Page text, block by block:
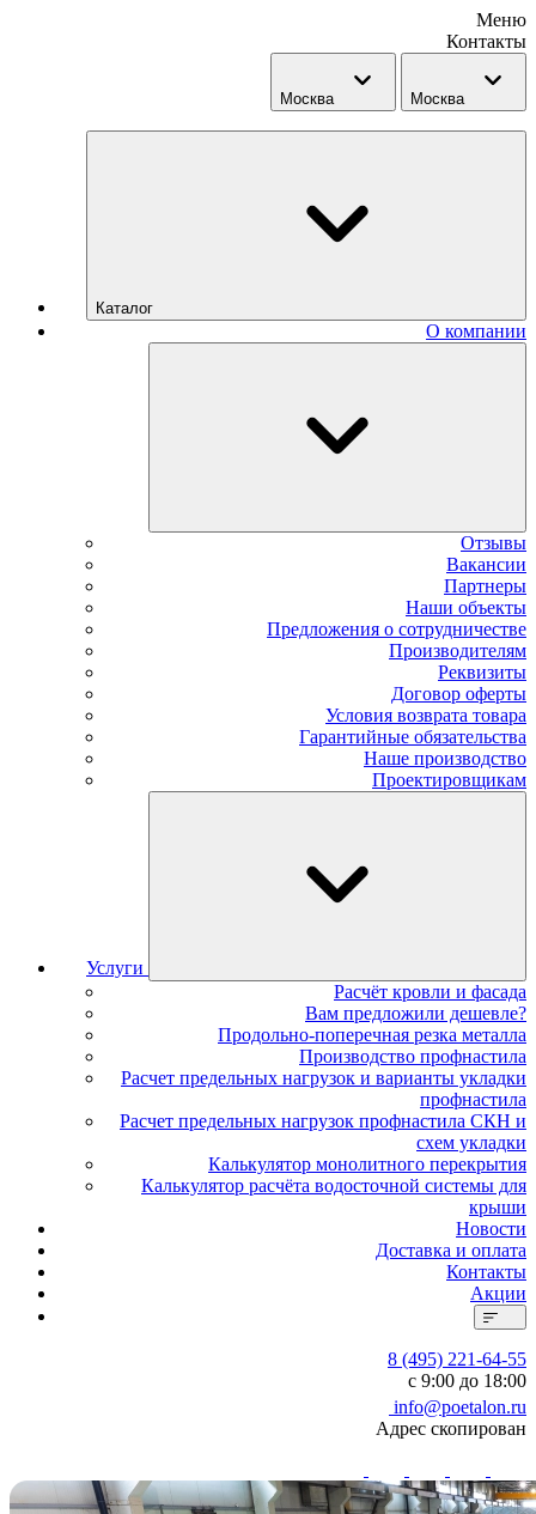
Меню
Контакты
Москва Москва
Каталог
О компании
Отзывы
Вакансии
Партнеры
Наши объекты
Предложения о сотрудничестве
Производителям
Реквизиты
Договор оферты
Условия возврата товара
Гарантийные обязательства
Наше производство
Проектировщикам
Услуги
Расчёт кровли и фасада
Вам предложили дешевле?
Продольно-поперечная резка металла
Производство профнастила
Расчет предельных нагрузок и варианты укладки
профнастила
Расчет предельных нагрузок профнастила СКН и
схем укладки
Калькулятор монолитного перекрытия
Калькулятор расчёта водосточной системы для
крыши
Новости
Доставка и оплата
Контакты
Акции
8 (495) 221-64-55
с 9:00 до 18:00
info@poetalon.ru
Адрес скопирован